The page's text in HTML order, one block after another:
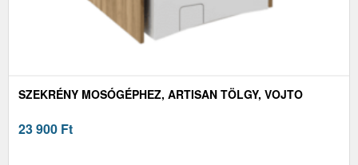
SZEKRÉNY MOSÓGÉPHEZ, ARTISAN TÖLGY, VOJTO
23 900 Ft